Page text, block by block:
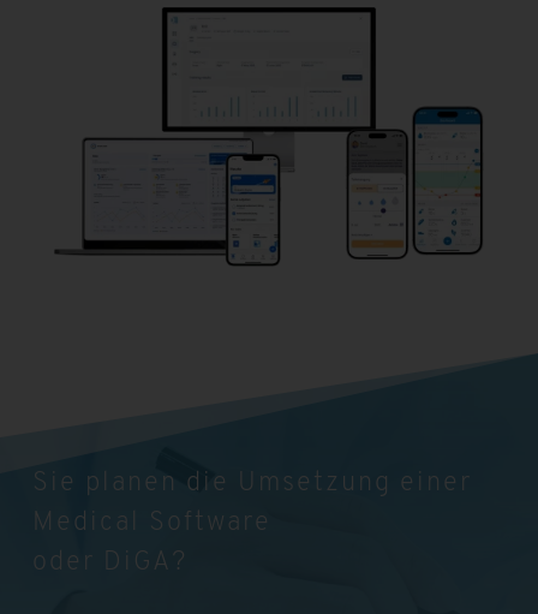
Sie planen die Umsetzung einer
Medical Software
oder DiGA?